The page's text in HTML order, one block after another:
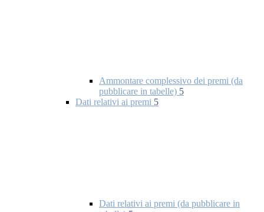
Ammontare complessivo dei premi (da
pubblicare in tabelle) 5
Dati relativi ai premi 5
Dati relativi ai premi (da pubblicare in